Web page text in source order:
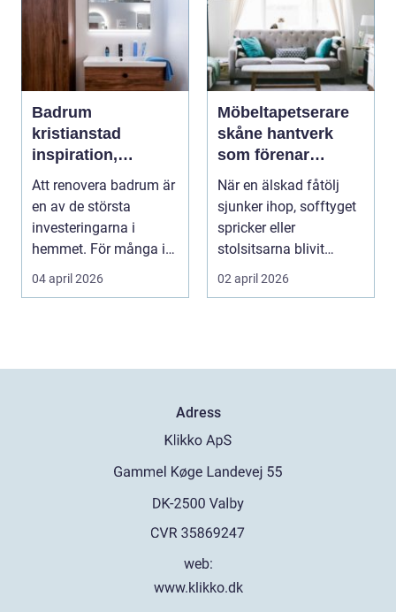
Badrum
kristianstad
inspiration,
planering och
smarta val
Att renovera badrum är
en av de största
investeringarna i
hemmet. För många i
och runt Kristianstad ...
04 april 2026
Möbeltapetserare
skåne hantverk
som förenar
kvalitet, historia
och hållbarhet
När en älskad fåtölj
sjunker ihop, sofftyget
spricker eller
stolsitsarna blivit
platta, är det lätt ...
02 april 2026
Adress
web:
www.klikko.dk